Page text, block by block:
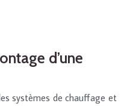
d’une
systèmes de chauffage et